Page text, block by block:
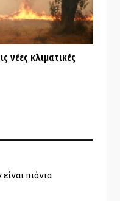
νέες κλιματικές
πιόνια